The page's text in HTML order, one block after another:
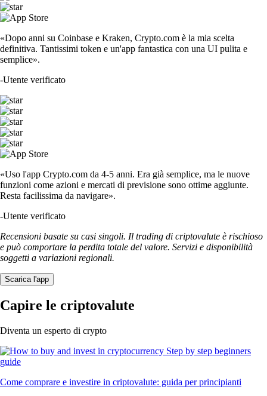
«Dopo anni su Coinbase e Kraken, Crypto.com è la mia scelta
definitiva. Tantissimi token e un'app fantastica con una UI pulita e
semplice».
-Utente verificato
«Uso l'app Crypto.com da 4-5 anni. Era già semplice, ma le nuove
funzioni come azioni e mercati di previsione sono ottime aggiunte.
Resta facilissima da navigare».
-Utente verificato
Recensioni basate su casi singoli. Il trading di criptovalute è rischioso
e può comportare la perdita totale del valore. Servizi e disponibilità
soggetti a variazioni regionali.
Scarica l'app
Capire le criptovalute
Diventa un esperto di crypto
Come comprare e investire in criptovalute: guida per principianti